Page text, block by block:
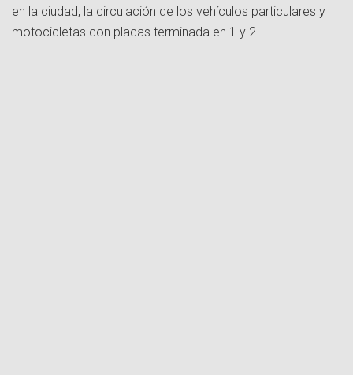
en la ciudad, la circulación de los vehículos particulares y
motocicletas con placas terminada en 1 y 2.